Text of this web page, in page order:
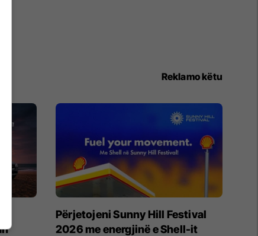
Reklamo këtu
Përjetojeni Sunny Hill Festival
2026 me energjinë e Shell-it